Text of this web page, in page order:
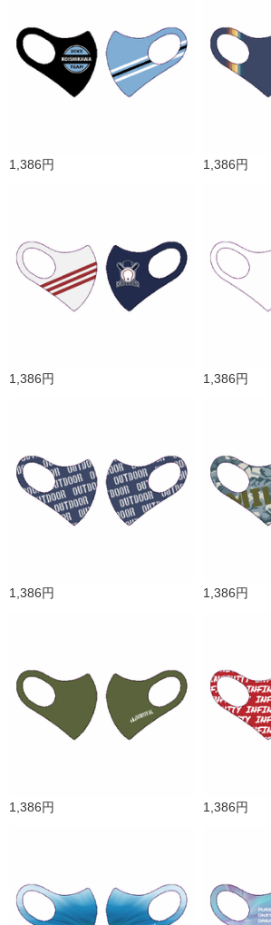
1,386円 1,386円
1,386円 1,386円
1,386円 1,386円
1,386円 1,386円